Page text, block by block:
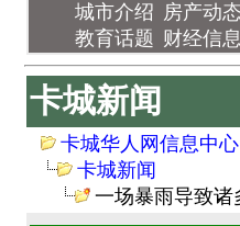
城市介绍 房产动态
教育话题 财经信息
卡城新闻
卡城华人网信息中心
卡城新闻
一场暴雨导致诸